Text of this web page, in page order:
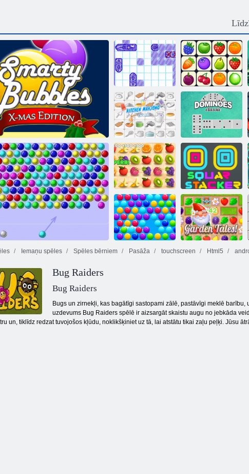
Smarty Bubbles XMas Edition
Jūras kaujas
kuģis
Onet Connect
Virtuves
mahjong
Domino Classic
Sulīga
domuzīme
Kvadrātveida
grābeklis
Iemaņu spēles Spēles bērniem Pasāža touchscreen Html5
Bug Raiders
Bug Raiders
Bugs un zirnekļi, kas bagātīgi sastopami zālē, pastāvīgi meklē
uzdevums Bug Raiders spēlē ir aizsargāt skaistu augu no jebkāda
un, tiklīdz redzat tuvojošos kļūdu, noklikšķiniet uz tā, lai atstātu tikai zaļu peļķi. Jūsu